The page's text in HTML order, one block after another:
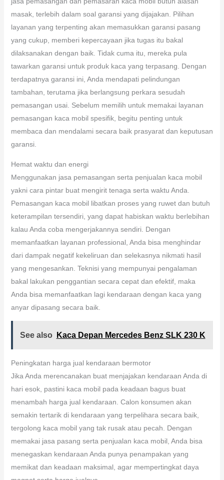
masak, terlebih dalam soal garansi yang dijajakan. Pilihan
layanan yang terpenting akan memasukkan garansi pasang
yang cukup, memberi kepercayaan jika tugas itu bakal
dilaksanakan dengan baik. Tidak cuma itu, mereka pula
tawarkan garansi untuk produk kaca yang terpasang. Dengan
terdapatnya garansi ini, Anda mendapati pelindungan
tambahan, terutama jika berlangsung perkara sesudah
pemasangan usai. Sebelum memilih untuk memakai layanan
pemasangan kaca mobil spesifik, begitu penting untuk
membaca dan mendalami secara baik prasyarat dan keputusan
garansi.
Hemat waktu dan energi
Menggunakan jasa pemasangan serta penjualan kaca mobil
yakni cara pintar buat mengirit tenaga serta waktu Anda.
Pemasangan kaca mobil libatkan proses yang ruwet dan butuh
keterampilan tersendiri, yang dapat habiskan waktu berlebihan
kalau Anda coba mengerjakannya sendiri. Dengan
memanfaatkan layanan professional, Anda bisa menghindar
dari dampak negatif kekeliruan dan selekasnya nikmati hasil
yang mengesankan. Teknisi yang mempunyai pengalaman
bakal lakukan penggantian secara cepat dan efektif, maka
Anda bisa memanfaatkan lagi kendaraan dengan kaca yang
anyar dipasang secara baik.
See also Kaca Depan Mercedes Benz SLK 230 K
Peningkatan harga jual kendaraan bermotor
Jika Anda merencanakan buat menjajakan kendaraan Anda di
hari esok, pastini kaca mobil pada keadaan bagus buat
menambah harga jual kendaraan. Calon konsumen akan
semakin tertarik di kendaraan yang terpelihara secara baik,
tergolong kaca mobil yang tak rusak atau pecah. Dengan
memakai jasa pasang serta penjualan kaca mobil, Anda bisa
menegaskan kendaraan Anda punya penampakan yang
memikat dan keadaan maksimal, agar mempertingkat daya